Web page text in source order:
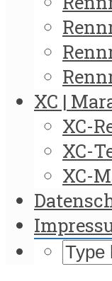
XC |
XC-
XC-
XC-